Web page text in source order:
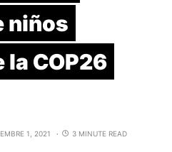
niños
la COP26
1, 2021 3 MINUTE READ